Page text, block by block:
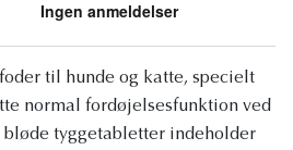
til hunde og katte, specielt
normal fordøjelsesfunktion ved
tyggetabletter indeholder